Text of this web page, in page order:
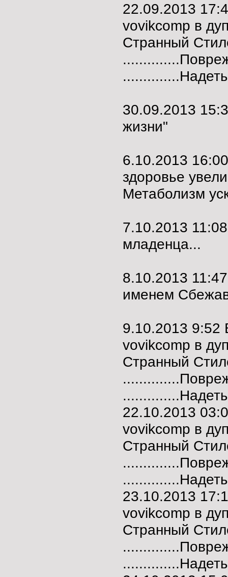
22.09.2013
vovikcomp в
Странный
30.09.2013
жизни"
6.10.2013
здоровье
Метаболизм
7.10.2013
младенца...
8.10.2013
именем
9.10.2013
vovikcomp в
Странный
22.10.2013
vovikcomp в
Странный
23.10.2013
vovikcomp в
Странный